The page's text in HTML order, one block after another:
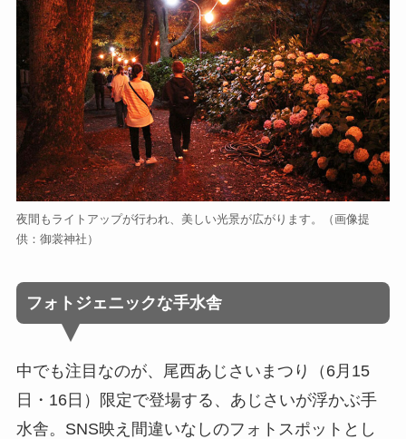
夜間もライトアップが行われ、美しい光景が広がります。（画像提
供：御裳神社）
フォトジェニックな手水舎
中でも注目なのが、尾西あじさいまつり（6月15
日・16日）限定で登場する、あじさいが浮かぶ手
水舎。SNS映え間違いなしのフォトスポットとし